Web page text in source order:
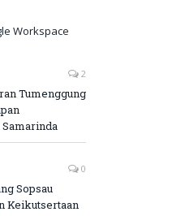
Workspace
2
Tumenggung
0
Sopsau
Keikutsertaan